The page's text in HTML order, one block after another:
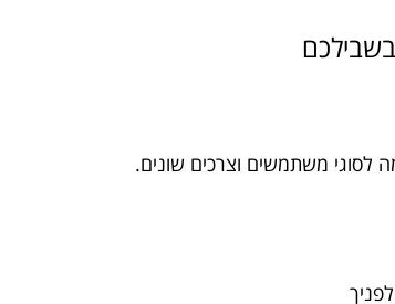
לסוגי משתמשים וצרכים שונים.